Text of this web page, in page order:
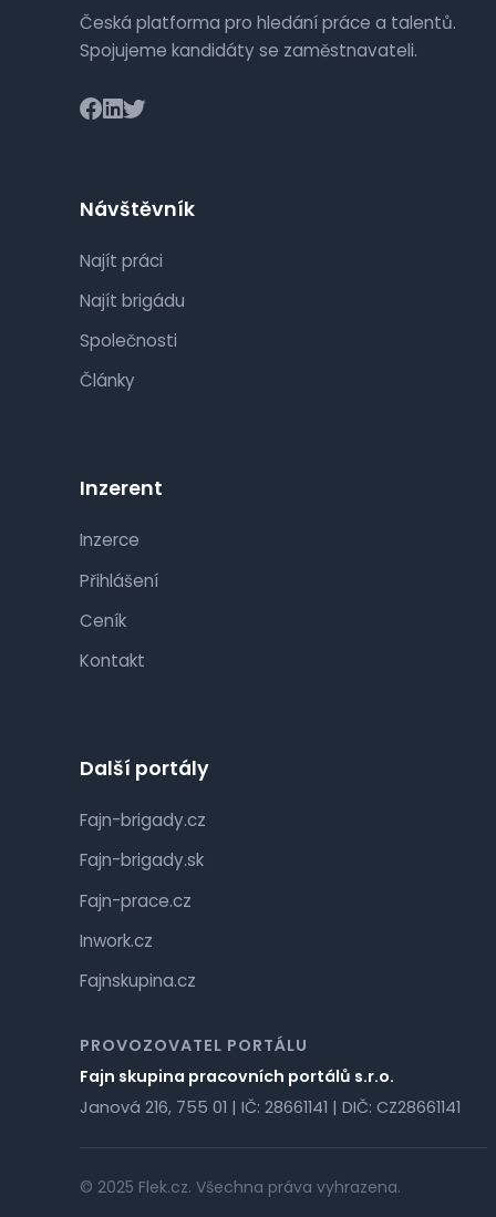
Česká platforma pro hledání práce a talentů.
Spojujeme kandidáty se zaměstnavateli.
Návštěvník
Najít práci
Najít brigádu
Společnosti
Články
Inzerent
Inzerce
Přihlášení
Ceník
Kontakt
Další portály
Fajn-brigady.cz
Fajn-brigady.sk
Fajn-prace.cz
Inwork.cz
Fajnskupina.cz
PROVOZOVATEL PORTÁLU
Fajn skupina pracovních portálů s.r.o.
Janová 216, 755 01 | IČ: 28661141 | DIČ: CZ28661141
© 2025 Flek.cz. Všechna práva vyhrazena.